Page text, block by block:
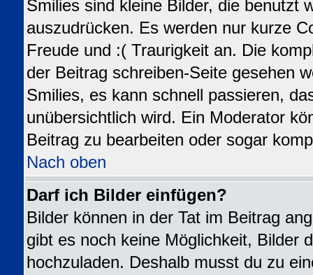
Smilies sind kleine Bilder, die benutzt
auszudrücken. Es werden nur kurze
Freude und :( Traurigkeit an. Die
der Beitrag schreiben-Seite gesehen
Smilies, es kann schnell passieren,
unübersichtlich wird. Ein Moderator
Beitrag zu bearbeiten oder sogar
Nach oben
Darf ich Bilder einfügen?
Bilder können in der Tat im Beitrag
gibt es noch keine Möglichkeit, Bilder
hochzuladen. Deshalb musst du zu